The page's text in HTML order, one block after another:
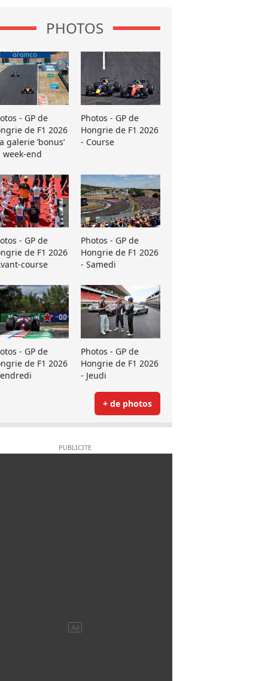
PHOTOS
- GP de
de F1 2026
galerie ’bonus’
week-end
Photos - GP de
Hongrie de F1 2026
- Course
- GP de
de F1 2026
course
Photos - GP de
Hongrie de F1 2026
- Samedi
- GP de
de F1 2026
Photos - GP de
Hongrie de F1 2026
- Jeudi
+ de photos